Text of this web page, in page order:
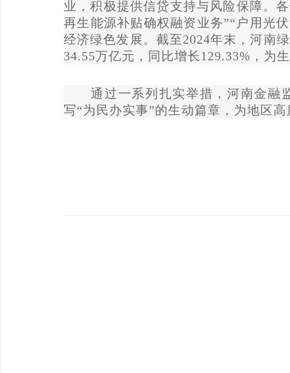
业，积极提供信贷支持与风险保障。
再生能源补贴确权融资业务”“户用光
经济绿色发展。截至2024年末，河南
34.55万亿元，同比增长129.33%，为
通过一系列扎实举措，河南金融
写“为民办实事”的生动篇章，为地区